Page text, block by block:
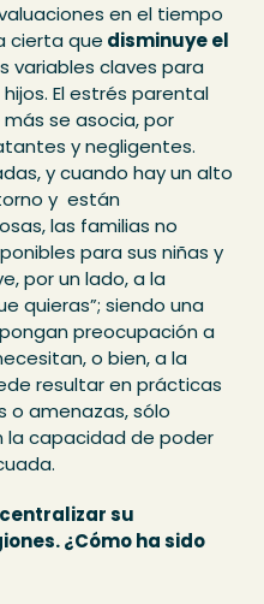
en el tiempo
cierta que disminuye el
variables claves para
El estrés parental
se asocia, por
y negligentes.
y cuando hay un alto
y están
las familias no
para sus niñas y
por un lado, a la
quieras”; siendo una
preocupación a
o bien, a la
resultar en prácticas
o amenazas, sólo
la capacidad de poder
su
¿Cómo ha sido